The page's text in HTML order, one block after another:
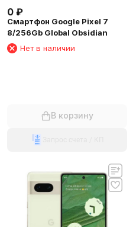
0 ₽
Смартфон Google Pixel 7
8/256Gb Global Obsidian
Нет в наличии
В корзину